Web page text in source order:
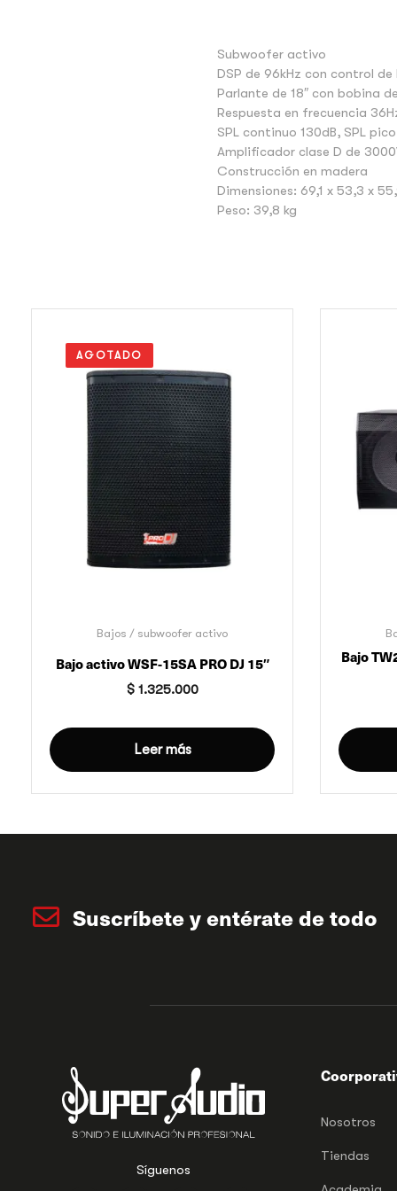
Subwoofer activo
DSP de 96kHz con control de
Parlante de 18″ con bobina
Respuesta en frecuencia
SPL continuo 130dB, SPL
Amplificador clase D de
Construcción en madera
Dimensiones: 69,1 x 53,3 x
Peso: 39,8 kg
AGOTADO
Bajos / subwoofer activo
Bajo activo WSF-15SA PRO DJ 15″
$1.325.000
Leer más
Bajo
Suscríbete y entérate de todo
Síguenos
Nosotros
Tiendas